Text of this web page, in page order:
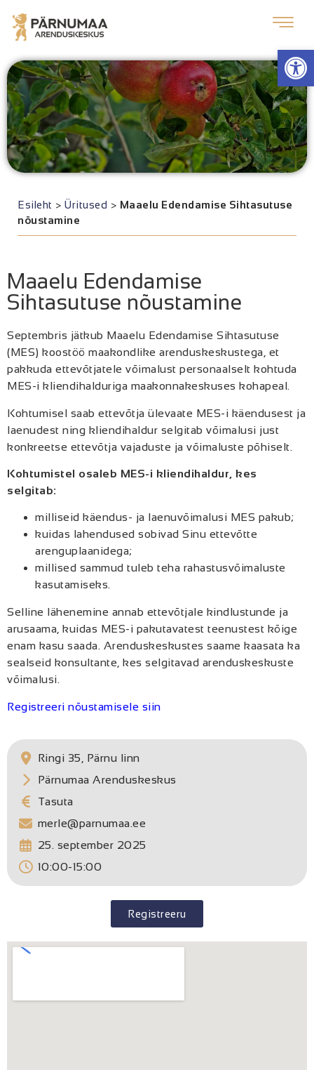
Esileht > Üritused > Maaelu Edendamise Sihtasutuse
nõustamine
Maaelu Edendamise
Sihtasutuse nõustamine
Septembris jätkub Maaelu Edendamise Sihtasutuse
(MES) koostöö maakondlike arenduskeskustega, et
pakkuda ettevõtjatele võimalust personaalselt kohtuda
MES-i kliendihalduriga maakonnakeskuses kohapeal.
Kohtumisel saab ettevõtja ülevaate MES-i käendusest ja
laenudest ning kliendihaldur selgitab võimalusi just
konkreetse ettevõtja vajaduste ja võimaluste põhiselt.
Kohtumistel osaleb MES-i kliendihaldur, kes
selgitab:
milliseid käendus- ja laenuvõimalusi MES pakub;
kuidas lahendused sobivad Sinu ettevõtte
arenguplaanidega;
millised sammud tuleb teha rahastusvõimaluste
kasutamiseks.
Selline lähenemine annab ettevõtjale kindlustunde ja
arusaama, kuidas MES-i pakutavatest teenustest kõige
enam kasu saada. Arenduskeskustes saame kaasata ka
sealseid konsultante, kes selgitavad arenduskeskuste
võimalusi.
Registreeri nõustamisele siin
Ringi 35, Pärnu linn
Pärnumaa Arenduskeskus
Tasuta
merle@parnumaa.ee
25. september 2025
10:00-15:00
Registreeru